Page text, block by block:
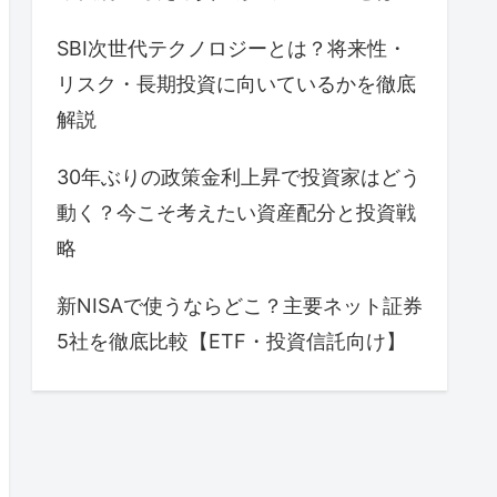
SBI次世代テクノロジーとは？将来性・
リスク・長期投資に向いているかを徹底
解説
30年ぶりの政策金利上昇で投資家はどう
動く？今こそ考えたい資産配分と投資戦
略
新NISAで使うならどこ？主要ネット証券
5社を徹底比較【ETF・投資信託向け】